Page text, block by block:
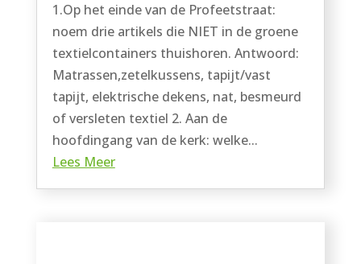
1.Op het einde van de Profeetstraat:
noem drie artikels die NIET in de groene
textielcontainers thuishoren. Antwoord:
Matrassen,zetelkussens, tapijt/vast
tapijt, elektrische dekens, nat, besmeurd
of versleten textiel 2. Aan de
hoofdingang van de kerk: welke...
Lees Meer